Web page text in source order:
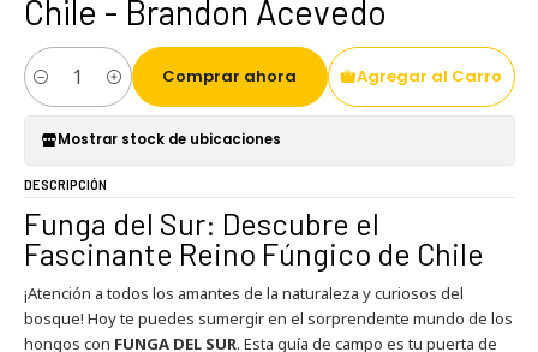
Chile - Brandon Acevedo
Cantidad Agregar al Carro
Comprar ahora
Mostrar stock de ubicaciones
DESCRIPCIÓN
Funga del Sur: Descubre el
Fascinante Reino Fúngico de Chile
¡Atención a todos los amantes de la naturaleza y curiosos del
bosque! Hoy te puedes sumergir en el sorprendente mundo de los
hongos con FUNGA DEL SUR. Esta guía de campo es tu puerta de